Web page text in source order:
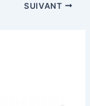
SUIVANT